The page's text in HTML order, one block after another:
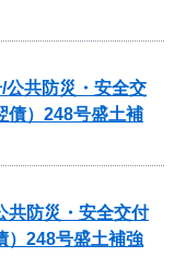
公共防災・安全交
債）248号盛土補
共防災・安全交付
）248号盛土補強